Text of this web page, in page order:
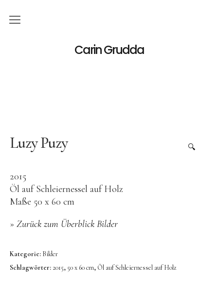
Carin Grudda
Deutsch
Ausstellungen
Werk
Bronze
Bilder Großformat
🔍
Luzy Puzy
2015
Öl auf Schleiernessel auf Holz
Maße 50 x 60 cm
» Zurück zum Überblick Bilder
Kategorie: Bilder
Schlagwörter: 2015, 50 x 60 cm, Öl auf Schleiernessel auf Holz